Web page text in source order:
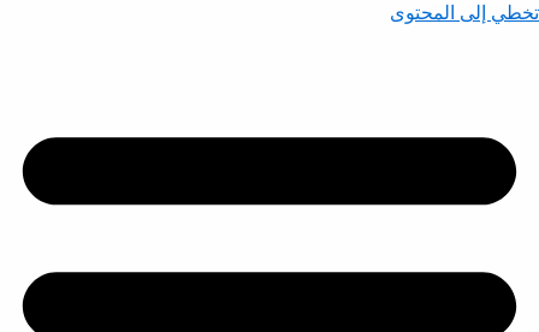
تخطي إلى المحتوى